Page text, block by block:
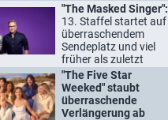
"The Masked Singer":
13. Staffel startet auf
überraschendem
Sendeplatz und viel
früher als zuletzt
"The Five Star
Weeked" staubt
überraschende
Verlängerung ab